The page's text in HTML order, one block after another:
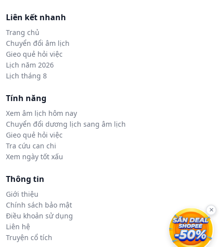
Liên kết nhanh
Trang chủ
Chuyển đổi âm lịch
Gieo quẻ hỏi việc
Lịch năm 2026
Lịch tháng 8
Tính năng
Xem âm lịch hôm nay
Chuyển đổi dương lịch sang âm lịch
Gieo quẻ hỏi việc
Tra cứu can chi
Xem ngày tốt xấu
Thông tin
Giới thiệu
Chính sách bảo mật
Điều khoản sử dụng
Liên hệ
Truyện cổ tích
×